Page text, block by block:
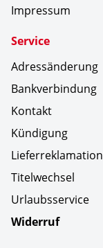
Impressum
Service
Adressänderung
Bankverbindung
Kontakt
Kündigung
Lieferreklamation
Titelwechsel
Urlaubsservice
Widerruf